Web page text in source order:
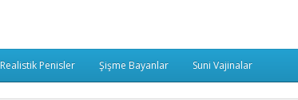
Realistik Penisler Şişme Bayanlar Suni Vajinalar